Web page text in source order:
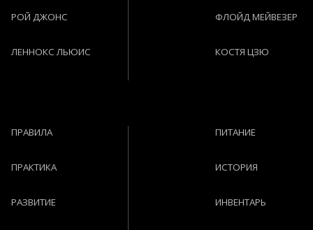
РОЙ ДЖОНС
ЛЕННОКС ЛЬЮИС
ФЛОЙД МЕЙВЕЗЕР
КОСТЯ ЦЗЮ
ПРАВИЛА
ПРАКТИКА
РАЗВИТИЕ
ПИТАНИЕ
ИСТОРИЯ
ИНВЕНТАРЬ